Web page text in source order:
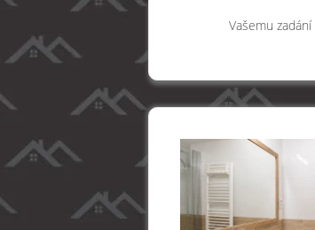
Vašemu zadání